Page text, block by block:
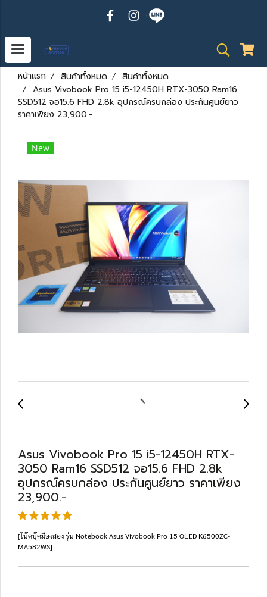
หน้าแรก สินค้าทั้งหมด
สินค้าทั้งหมด
Asus Vivobook Pro 15 i5-12450H RTX-3050 Ram16
SSD512 จอ15.6 FHD 2.8k อุปกรณ์ครบกล่อง ประกันศูนย์ยาว
ราคาเพียง 23,900.-
New
Asus Vivobook Pro 15 i5-12450H RTX-
3050 Ram16 SSD512 จอ15.6 FHD 2.8k
อุปกรณ์ครบกล่อง ประกันศูนย์ยาว ราคาเพียง
23,900.-
[โน๊ตบุ๊คมืองสอง รุ่น Notebook Asus Vivobook Pro 15 OLED K6500ZC-
MA582WS]